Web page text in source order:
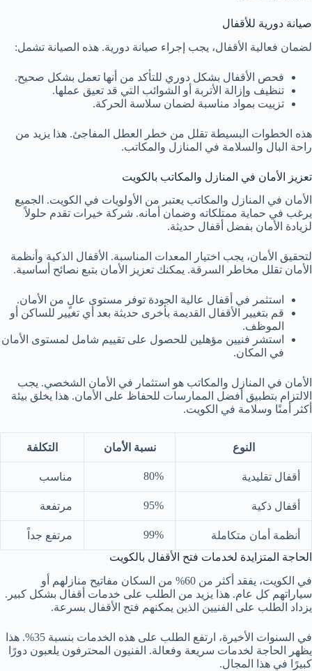
صيانة دورية للأقفال
لضمان فعالية الأقفال، يجب إجراء صيانة دورية. هذه الصيانة تشمل:
فحص الأقفال بشكل دوري للتأكد من أنها تعمل بشكل صحيح.
تنظيف وإزالة الأتربة أو الشوائب التي قد تعيق عملها.
تزييت بمواد مناسبة لضمان سلاسة الحركة.
هذه الخطوات البسيطة تقلل من خطر العطل المفاجئ. هذا يزيد من
راحة البال والسلامة في المنازل والمكاتب.
تعزيز الأمان في المنازل والمكاتب بالكويت
الأمان في المنازل والمكاتب يعتبر من الأولويات في الكويت. الجميع
يرغب في حماية ممتلكاته وضمان أمانه. شركة خيرات تقدم حلولاً
لزيادة الأمان بفضل أقفال حديثة.
لتحقيق الأمان، يجب اختيار المعدات المناسبة. الأقفال الذكية وأنظمة
الأمان تقلل مخاطر السرقة. يمكنك تعزيز الأمان بتبع نصائح أساسية.
استثمر في أقفال عالية الجودة توفر مستوى عالٍ من الأمان.
قم بتغيير الأقفال القديمة بأخرى حديثة بعد أي تغيير للساكن أو
الموظف.
استشر فنيين مؤهلين للحصول على تقييم شامل لمستوى الأمان
في المكان.
الأمان في المنازل والمكاتب هو استثمار في الأمان الشخصي. يجب
الالتزام بتطبيق أفضل الممارسات للحفاظ على الأمان. هذا يخلق بيئة
أكثر أمنًا وسلامة في الكويت.
النوع نسبة الأمان التكلفة
أقفال تقليدية 80% مناسب
أقفال ذكية 95% مرتفعة
أنظمة أمان متكاملة 99%
مرتفع جداً
الحاجة المتزايدة لخدمات فتح الأقفال بالكويت
في الكويت، يفقد أكثر من 60% من السكان مفاتيح منازلهم أو
سياراتهم كل عام. هذا يزيد من الطلب على خدمات أقفال بشكل كبير.
يزداد الطلب على الفنيين الذين يمكنهم فتح الأقفال بسرعة.
في السنوات الأخيرة، ارتفع الطلب على هذه الخدمات بنسبة 35%. هذا
يظهر الحاجة لخدمات سريعة وفعالة. الفنيون المحترفون يلعبون دورًا
كبيرًا في هذا المجال.